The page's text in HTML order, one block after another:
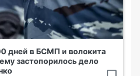
дней в БСМП и волокита
застопорилось дело